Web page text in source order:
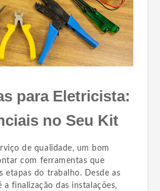
para Eletricista:
no Seu Kit
de qualidade, um bom
com ferramentas que
etapas do trabalho. Desde as
a finalização das instalações,